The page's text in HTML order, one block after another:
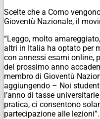
Scelte che a Como
Gioventù Nazionale, il
“Leggo, molto
altri in Italia ha optato per
con annessi esami online,
del prossimo anno
membro di Gioventù
aggiungendo – Noi
l’anno di tasse
pratica, ci consentono
partecipazione alle lezioni”.